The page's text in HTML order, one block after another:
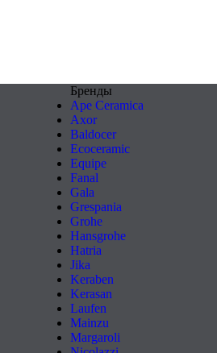
Бренды
Ape Ceramica
Axor
Baldocer
Ecoceramic
Equipe
Fanal
Gala
Grespania
Grohe
Hansgrohe
Hatria
Jika
Keraben
Kerasan
Laufen
Mainzu
Margaroli